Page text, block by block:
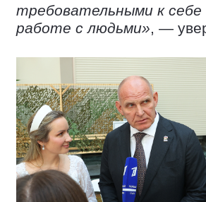
требовательными к себе
работе с людьми», —